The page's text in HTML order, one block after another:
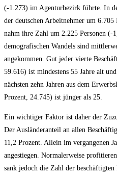
(-1.273) im Agen­tur­be­zirk führ­te. In
der deut­schen Arbeit­neh­mer um
nahm ihre Zahl um 2.225 Per­so­nen (-
demo­gra­fi­schen Wan­dels sind
ange­kom­men. Gut jeder vier­te
59.616) ist min­des­tens 55 Jah­re alt
nächs­ten zehn Jah­ren aus dem
Pro­zent, 24.745) ist jün­ger als 25.
Ein wich­ti­ger Fak­tor ist daher der
Der Aus­län­der­an­teil an allen
11,2 Pro­zent. Allein im ver­gan­ge­nen
ange­stie­gen. Nor­ma­ler­wei­se
sank jedoch die Zahl der